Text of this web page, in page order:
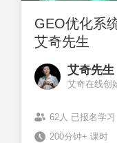
GEO优化系
艾奇先生
艾奇先生
艾奇在线创
62人 已报名学习
200分钟+ 课时